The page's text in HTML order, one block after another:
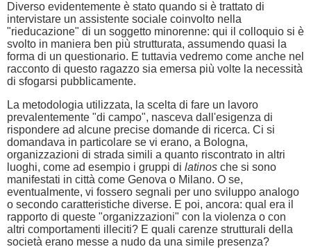
Diverso evidentemente è stato quando si è trattato di
intervistare un assistente sociale coinvolto nella
"rieducazione" di un soggetto minorenne: qui il colloquio si è
svolto in maniera ben più strutturata, assumendo quasi la
forma di un questionario. E tuttavia vedremo come anche nel
racconto di questo ragazzo sia emersa più volte la necessità
di sfogarsi pubblicamente.
La metodologia utilizzata, la scelta di fare un lavoro
prevalentemente "di campo", nasceva dall'esigenza di
rispondere ad alcune precise domande di ricerca. Ci si
domandava in particolare se vi erano, a Bologna,
organizzazioni di strada simili a quanto riscontrato in altri
luoghi, come ad esempio i gruppi di latinos che si sono
manifestati in città come Genova o Milano. O se,
eventualmente, vi fossero segnali per uno sviluppo analogo
o secondo caratteristiche diverse. E poi, ancora: qual era il
rapporto di queste "organizzazioni" con la violenza o con
altri comportamenti illeciti? E quali carenze strutturali della
società erano messe a nudo da una simile presenza?